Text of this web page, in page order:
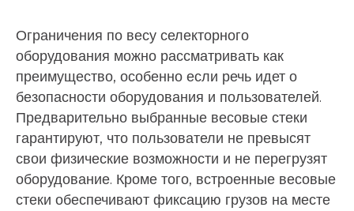
Ограничения по весу селекторного
оборудования можно рассматривать как
преимущество, особенно если речь идет о
безопасности оборудования и пользователей.
Предварительно выбранные весовые стеки
гарантируют, что пользователи не превысят
свои физические возможности и не перегрузят
оборудование. Кроме того, встроенные весовые
стеки обеспечивают фиксацию грузов на месте